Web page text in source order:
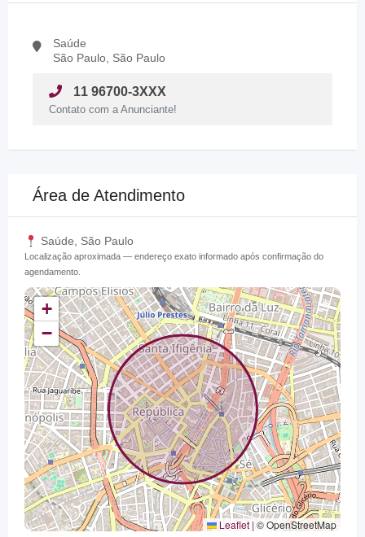
Saúde
São Paulo, São Paulo
11 96700-3XXX
Contato com a Anunciante!
Área de Atendimento
Saúde, São Paulo
Localização aproximada — endereço exato informado após confirmação do
agendamento.
+
−
Leaflet | © OpenStreetMap